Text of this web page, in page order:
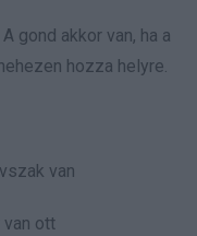
gond akkor van, ha a
hozza helyre.
van
ott